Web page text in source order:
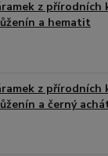
z přírodních
a hematit
z přírodních
a černý